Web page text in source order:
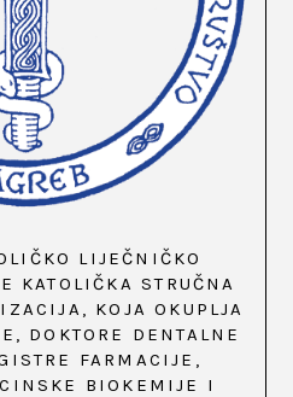
LIJEČNIČKO
KATOLIČKA STRUČNA
KOJA OKUPLJA
DOKTORE DENTALNE
FARMACIJE,
BIOKEMIJE I